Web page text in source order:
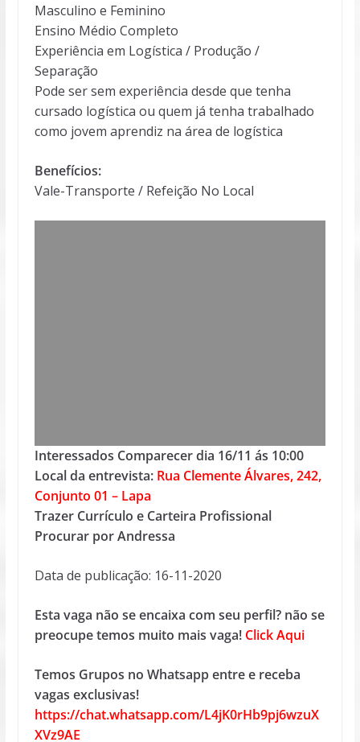
Masculino e Feminino
Ensino Médio Completo
Experiência em Logística / Produção /
Separação
Pode ser sem experiência desde que tenha
cursado logística ou quem já tenha trabalhado
como jovem aprendiz na área de logística
Benefícios:
Vale-Transporte / Refeição No Local
Interessados Comparecer dia 16/11 ás 10:00
Local da entrevista: Rua Clemente Álvares, 242,
Conjunto 01 – Lapa
Trazer Currículo e Carteira Profissional
Procurar por Andressa
Data de publicação: 16-11-2020
Esta vaga não se encaixa com seu perfil? não se
preocupe temos muito mais vaga! Click Aqui
Temos Grupos no Whatsapp entre e receba
vagas exclusivas!
https://chat.whatsapp.com/L4jK0rHb9pj6wzuX
XVz9AE